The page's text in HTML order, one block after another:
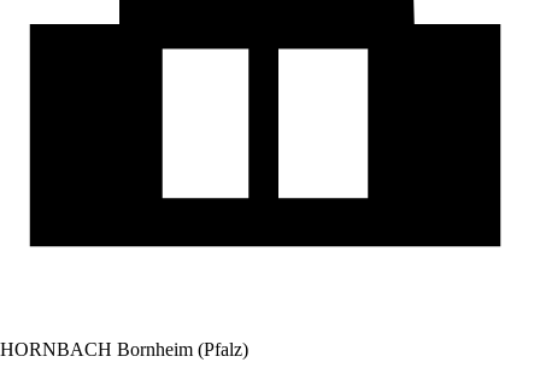
HORNBACH Bornheim (Pfalz)